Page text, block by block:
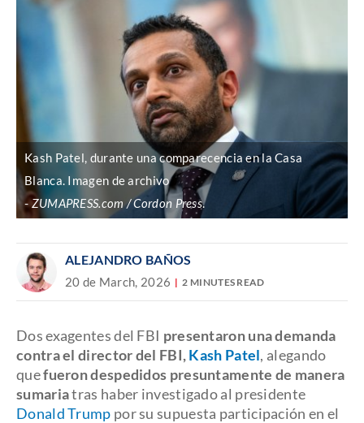
Kash Patel, durante una comparecencia en la Casa
Blanca. Imagen de archivo
ZUMAPRESS.com / Cordon Press.
ALEJANDRO BAÑOS
20 de March, 2026 2 MINUTES READ
Dos exagentes del FBI presentaron una demanda
contra el director del FBI,Kash Patel, alegando
quefueron despedidos presuntamente de manera
sumariatras haber investigado al presidente
Donald Trump por su supuesta participación en el